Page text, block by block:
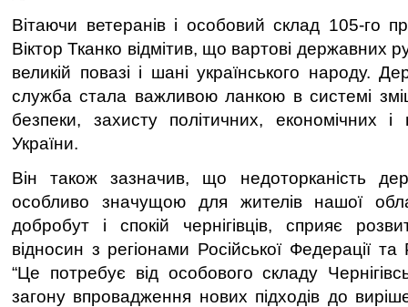
Вітаючи ветеранів і особовий склад 105-го
Віктор Тканко відмітив, що вартові державних
великій повазі і шані українського народу.
служба стала важливою ланкою в системі
безпеки, захисту політичних, економічних і
України.
Він також зазначив, що недоторканість
особливо значущою для жителів нашої
добробут і спокій чернігівців, сприяє
відносин з регіонами Російської Федерації та
“Це потребує від особового складу
загону впровадження нових підходів до